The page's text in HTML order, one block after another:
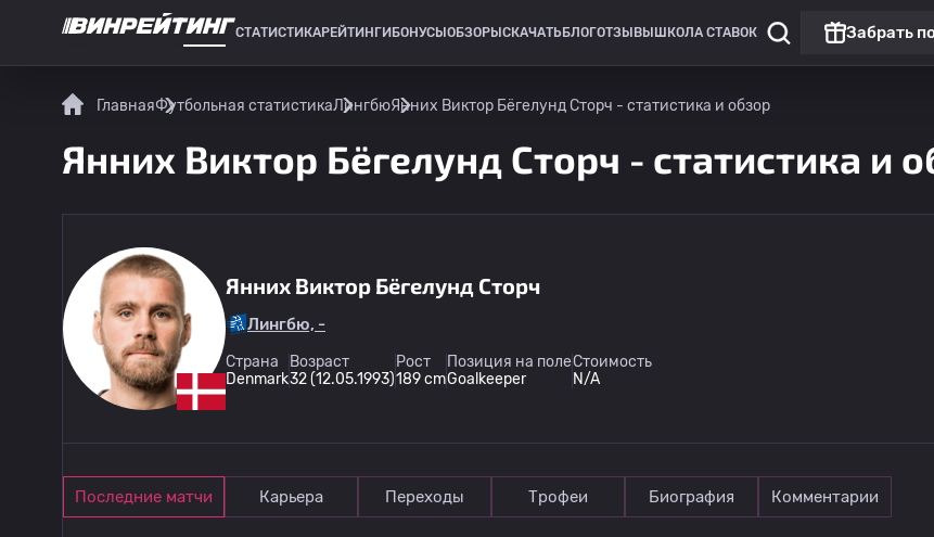
СТАТИСТИКАРЕЙТИНГИ БОНУСЫ ОБЗОРЫ СКАЧАТЬ БЛОГОТЗЫВЫ ШКОЛА СТАВОК Забрать
ГлавнаяФутбольная статистикаЛингбюЯнних Виктор Бёгелунд Сторч - статистика и обзор
Янних Виктор Бёгелунд Сторч - статистика и
Янних Виктор Бёгелунд Сторч
Лингбю, -
Страна
Denmark
Возраст
32 (12.05.1993)
Рост
189 cm
Позиция на поле
Goalkeeper
Стоимость
N/A
Последние матчи Карьера Переходы Трофеи Биография Комментарии